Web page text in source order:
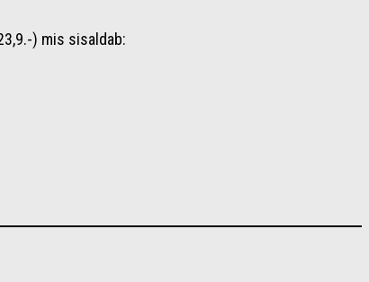
) mis sisaldab: